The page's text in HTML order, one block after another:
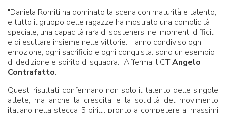
"Daniela Romiti ha dominato la scena con maturità e talento,
e tutto il gruppo delle ragazze ha mostrato una complicità
speciale, una capacità rara di sostenersi nei momenti difficili
e di esultare insieme nelle vittorie. Hanno condiviso ogni
emozione, ogni sacrificio e ogni conquista: sono un esempio
di dedizione e spirito di squadra." Afferma il CTAngelo
Contrafatto.
Questi risultati confermano non solo il talento delle singole
atlete, ma anche la crescita e la solidità del movimento
italiano nella stecca 5 birilli, pronto a competere ai massimi